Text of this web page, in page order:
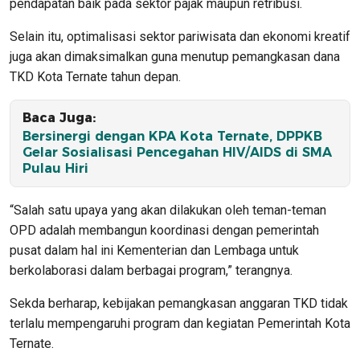
pendapatan baik pada sektor pajak maupun retribusi.
Selain itu, optimalisasi sektor pariwisata dan ekonomi kreatif
juga akan dimaksimalkan guna menutup pemangkasan dana
TKD Kota Ternate tahun depan.
Baca Juga:
Bersinergi dengan KPA Kota Ternate, DPPKB
Gelar Sosialisasi Pencegahan HIV/AIDS di SMA
Pulau Hiri
“Salah satu upaya yang akan dilakukan oleh teman-teman
OPD adalah membangun koordinasi dengan pemerintah
pusat dalam hal ini Kementerian dan Lembaga untuk
berkolaborasi dalam berbagai program,” terangnya.
Sekda berharap, kebijakan pemangkasan anggaran TKD tidak
terlalu mempengaruhi program dan kegiatan Pemerintah Kota
Ternate.